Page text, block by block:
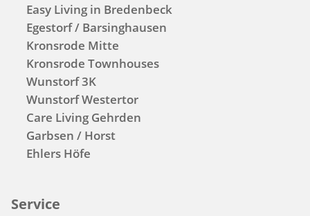
Easy Living in Bredenbeck
Egestorf / Barsinghausen
Kronsrode Mitte
Kronsrode Townhouses
Wunstorf 3K
Wunstorf Westertor
Care Living Gehrden
Garbsen / Horst
Ehlers Höfe
Service